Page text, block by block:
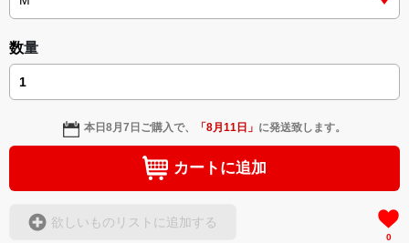
数量
本日8月7日 ご購入で、 「8月11日 」 に発送致します。
カートに追加
欲しいものリストに追加する
0